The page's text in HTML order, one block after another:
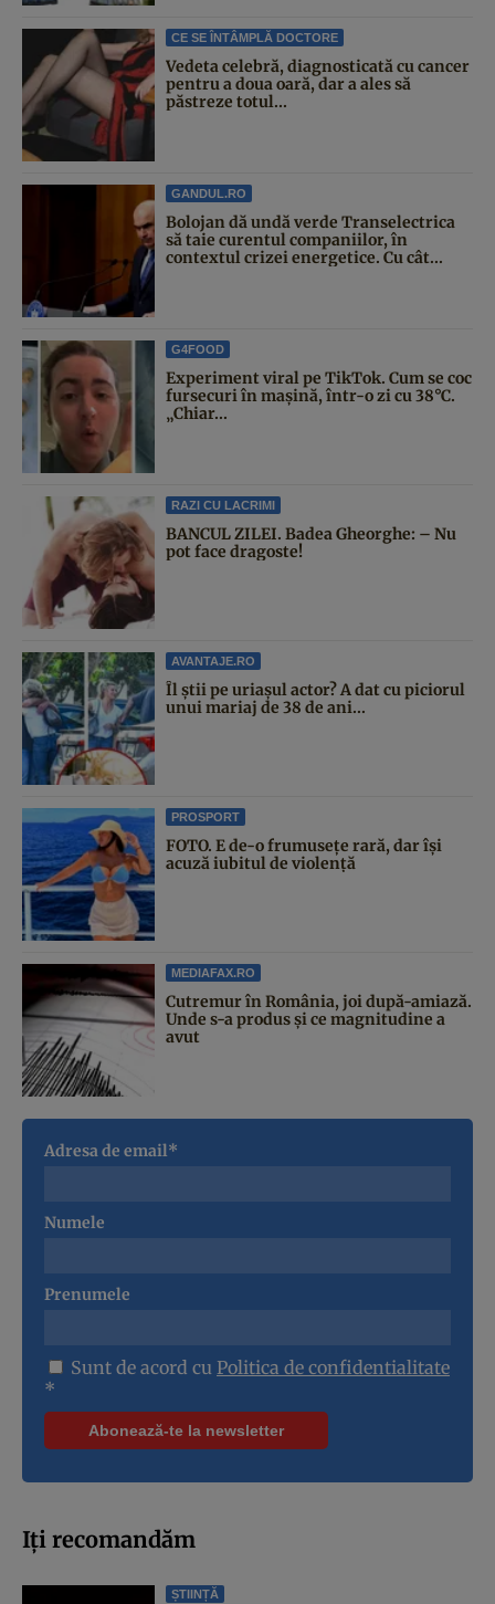
CE SE ÎNTÂMPLĂ DOCTORE
Vedeta celebră, diagnosticată cu cancer
pentru a doua oară, dar a ales să
păstreze totul...
GANDUL.RO
Bolojan dă undă verde Transelectrica
să taie curentul companiilor, în
contextul crizei energetice. Cu cât...
G4FOOD
Experiment viral pe TikTok. Cum se coc
fursecuri în mașină, într-o zi cu 38°C.
„Chiar...
RAZI CU LACRIMI
BANCUL ZILEI. Badea Gheorghe: – Nu
pot face dragoste!
AVANTAJE.RO
Îl știi pe uriașul actor? A dat cu piciorul
unui mariaj de 38 de ani...
PROSPORT
FOTO. E de-o frumusețe rară, dar își
acuză iubitul de violență
MEDIAFAX.RO
Cutremur în România, joi după-amiază.
Unde s-a produs și ce magnitudine a
avut
Adresa de email*
Numele
Prenumele
Sunt de acord cu Politica de confidentialitate
*
Iți recomandăm
ȘTIINȚĂ